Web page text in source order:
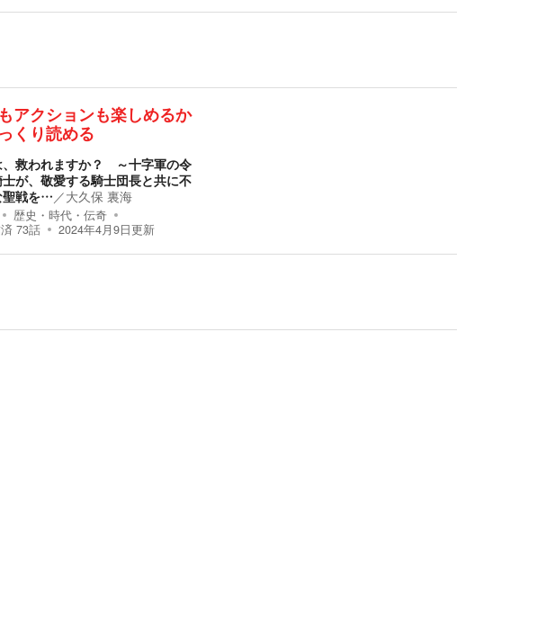
アクションも楽しめるか
くり読める
、救われますか？ ～十字軍の令
が、敬愛する騎士団長と共に不
聖戦を…／大久保 裏海
歴史・時代・伝奇
73話 2024年4月9日更新